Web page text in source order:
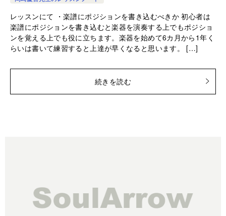
レッスンにて ・楽譜にポジションを書き込むべきか 初心者は
楽譜にポジションを書き込むと楽器を演奏する上でもポジショ
ンを覚える上でも役に立ちます。楽器を始めて6カ月から1年く
らいは書いて練習すると上達が早くなると思います。 […]
続きを読む